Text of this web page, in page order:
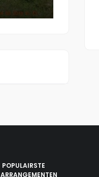
POPULAIRSTE
ARRANGEMENTEN